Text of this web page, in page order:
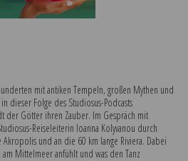
mit antiken Tempeln, großen Mythen und
dieser Folge des Studiosus-Podcasts
der Götter ihren Zauber. Im Gespräch mit
Reiseleiterin Ioanna Kolyvanou durch
und an die 60 km lange Riviera. Dabei
Mittelmeer anfühlt und was den Tanz